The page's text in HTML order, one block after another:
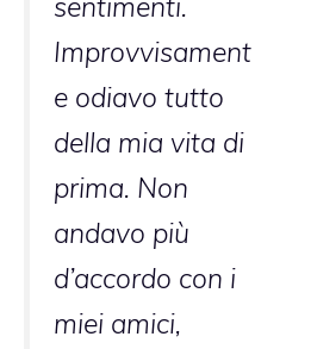
Improvvisament
e odiavo tutto
della mia vita di
prima. Non
andavo più
d’accordo con i
miei amici,